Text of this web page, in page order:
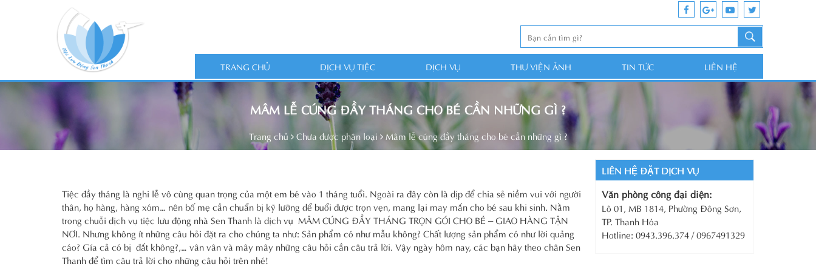
TRANG CHỦ DỊCH VỤ TIỆC DỊCH VỤ THƯ VIỆN ẢNH TIN TỨC LIÊN HỆ
MÂM LỄ CÚNG ĐẦY THÁNG CHO BÉ CẦN NHỮNG GÌ ?
Trang chủ Chưa được phân loại Mâm lễ cúng đầy tháng cho bé cần những gì ?
Tiệc đầy tháng là nghi lễ vô cùng quan trọng của một em bé vào 1 tháng tuổi. Ngoài ra đây còn là dịp để chia sẻ niềm vui với người
thân, họ hàng, hàng xóm… nên bố mẹ cần chuẩn bị kỹ lưỡng để buổi được trọn vẹn, mang lại may mắn cho bé sau khi sinh. Nằm
trong chuỗi dịch vụ tiệc lưu động nhà Sen Thanh là dịch vụ MÂM CÚNG ĐẦY THÁNG TRỌN GÓI CHO BÉ – GIAO HÀNG TẬN
NƠI. Nhưng không ít những câu hỏi đặt ra cho chúng ta như: Sản phẩm có như mẫu không? Chất lượng sản phẩm có như lời quảng
cáo? Gía cả có bị đắt không?,… vân vân và mây mây những câu hỏi cần câu trả lời. Vậy ngày hôm nay, các bạn hãy theo chân Sen
Thanh để tìm câu trả lời cho những câu hỏi trên nhé!
LIÊN HỆ ĐẶT DỊCH VỤ
Văn phòng công đại diện:
Lô 01, MB 1814, Phường Đông Sơn,
TP. Thanh Hóa
Hotline: 0943.396.374 / 0967491329